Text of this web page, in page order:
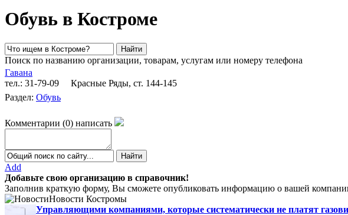
Обувь в Костроме
Поиск по названию организации, товарам, услугам или номеру телефона
Гавана
тел.: 31-79-09
Красные Ряды, ст. 144-145
Раздел: Обувь
Комментарии (0) написать
Add
Добавьте свою организацию в справочник!
Заполнив краткую форму, Вы сможете опубликовать информацию о вашей
Новости Костромы
Управляющими компаниями, которые систематически не платят